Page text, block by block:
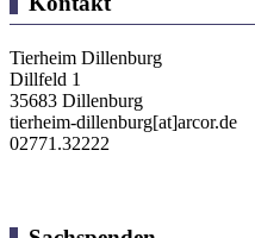
Tierheim Dillenburg
Dillfeld 1
35683 Dillenburg
tierheim-dillenburg[at]arcor.de
02771.32222